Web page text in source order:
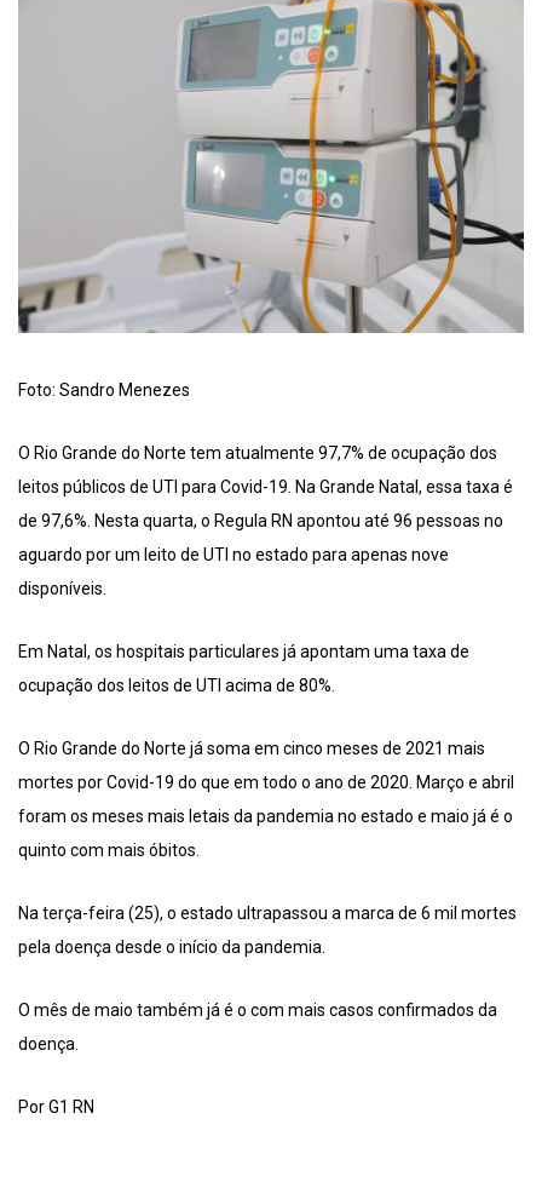
Foto: Sandro Menezes
O Rio Grande do Norte tem atualmente 97,7% de ocupação dos
leitos públicos de UTI para Covid-19. Na Grande Natal, essa taxa é
de 97,6%. Nesta quarta, o Regula RN apontou até 96 pessoas no
aguardo por um leito de UTI no estado para apenas nove
disponíveis.
Em Natal, os hospitais particulares já apontam uma taxa de
ocupação dos leitos de UTI acima de 80%.
O Rio Grande do Norte já soma em cinco meses de 2021 mais
mortes por Covid-19 do que em todo o ano de 2020. Março e abril
foram os meses mais letais da pandemia no estado e maio já é o
quinto com mais óbitos.
Na terça-feira (25), o estado ultrapassou a marca de 6 mil mortes
pela doença desde o início da pandemia.
O mês de maio também já é o com mais casos confirmados da
doença.
Por G1 RN